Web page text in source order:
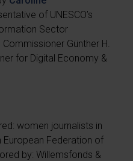
of UNESCO’s
Sector
Günther H.
for Digital Economy &
women journalists in
European Federation of
by: Willemsfonds &